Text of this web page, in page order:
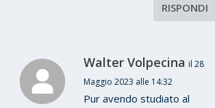
RISPONDI
Walter Volpecina il 28
Maggio 2023 alle 14:32
Pur avendo studiato al